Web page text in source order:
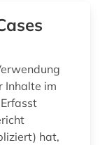
Inhalte im
hat,